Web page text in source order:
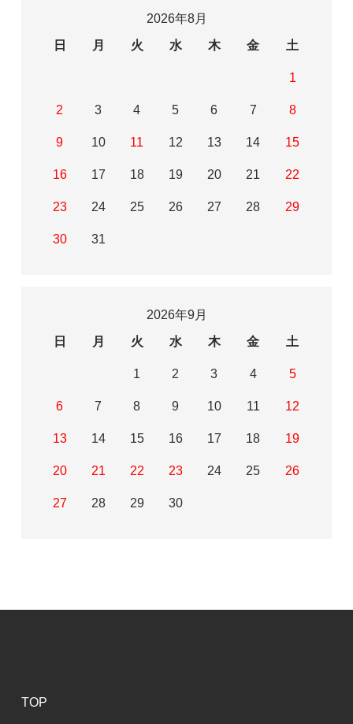
2026年8月
日
月 火 水 木 金 土
1
2 3 4 5 6 7 8
9 10 11 12 13 14 15
16 17 18 19 20 21 22
23 24 25 26 27 28 29
30 31
2026年9月
日
月 火 水 木 金 土
1 2 3 4 5
6 7 8 9 10 11 12
13 14 15 16 17 18 19
20 21 22 23 24 25 26
27 28 29 30
TOP